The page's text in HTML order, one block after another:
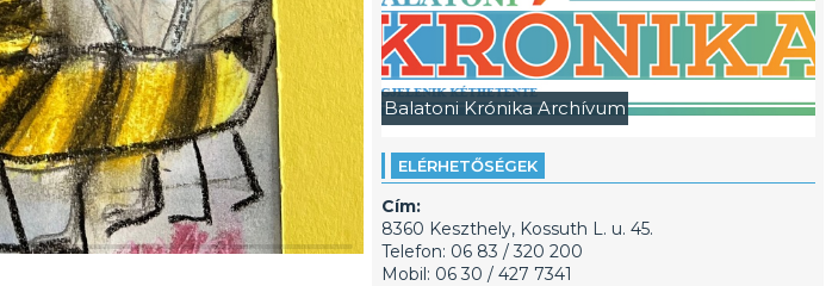
forru00e1s: Tehetsz mu00e9h Tu00f6bbet!
Balatoni Krónika Archívum
ELÉRHETŐSÉGEK
Cím:
8360 Keszthely, Kossuth L. u. 45.
Telefon: 06 83 / 320 200
Mobil: 06 30 / 427 7341